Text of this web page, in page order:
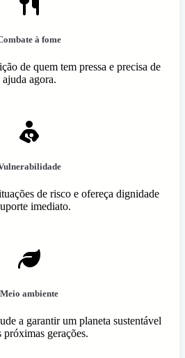
à fome
de quem tem pressa e precisa de
ajuda agora.
de risco e ofereça dignidade
imediato.
Meio ambiente
a garantir um planeta sustentável
próximas gerações.